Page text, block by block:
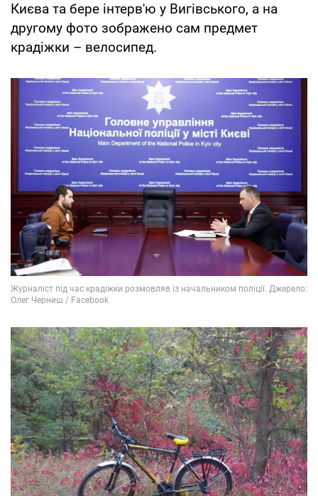
Києва та бере інтерв'ю у Вигівського, а на
другому фото зображено сам предмет
крадіжки – велосипед.